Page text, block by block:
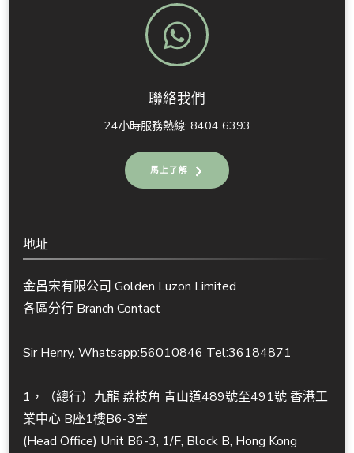
聯絡我們
24小時服務熱線: 8404 6393
馬上了解
地址
金呂宋有限公司 Golden Luzon Limited
各區分行 Branch Contact
Sir Henry, Whatsapp:56010846 Tel:36184871
1，（總行）九龍 荔枝角 青山道489號至491號 香港工
業中心 B座1樓B6-3室
(Head Office) Unit B6-3, 1/F, Block B, Hong Kong